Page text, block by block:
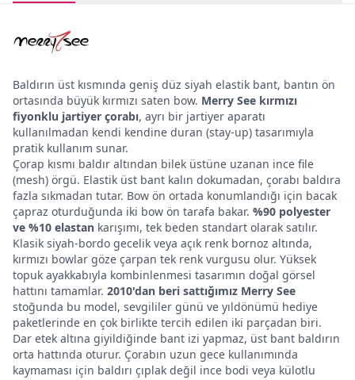
Baldırın üst kısmında geniş düz siyah elastik bant, bantın ön
ortasında büyük kırmızı saten bow. Merry See kırmızı
fiyonklu jartiyer çorabı, ayrı bir jartiyer aparatı
kullanılmadan kendi kendine duran (stay-up) tasarımıyla
pratik kullanım sunar.
Çorap kısmı baldır altından bilek üstüne uzanan ince file
(mesh) örgü. Elastik üst bant kalın dokumadan, çorabı baldıra
fazla sıkmadan tutar. Bow ön ortada konumlandığı için bacak
çapraz oturduğunda iki bow ön tarafa bakar. %90 polyester
ve %10 elastan karışımı, tek beden standart olarak satılır.
Klasik siyah-bordo gecelik veya açık renk bornoz altında,
kırmızı bowlar göze çarpan tek renk vurgusu olur. Yüksek
topuk ayakkabıyla kombinlenmesi tasarımın doğal görsel
hattını tamamlar. 2010'dan beri sattığımız Merry See
stoğunda bu model, sevgililer günü ve yıldönümü hediye
paketlerinde en çok birlikte tercih edilen iki parçadan biri.
Dar etek altına giyildiğinde bant izi yapmaz, üst bant baldırın
orta hattında oturur. Çorabın uzun gece kullanımında
kaymaması için baldırı çıplak değil ince bodi veya külotlu